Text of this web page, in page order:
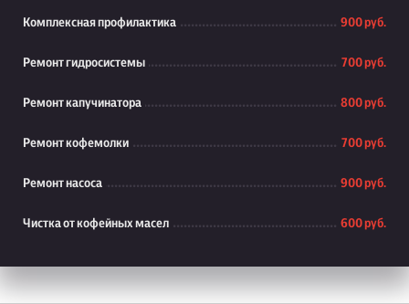
Комплексная профилактика 900 руб.
Ремонт гидросистемы 700 руб.
Ремонт капучинатора 800 руб.
Ремонт кофемолки 700 руб.
Ремонт насоса 900 руб.
Чистка от кофейных масел 600 руб.